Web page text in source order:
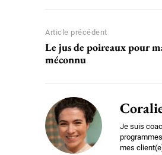
Article précédent
Le jus de poireaux pour
méconnu
Je suis
mes